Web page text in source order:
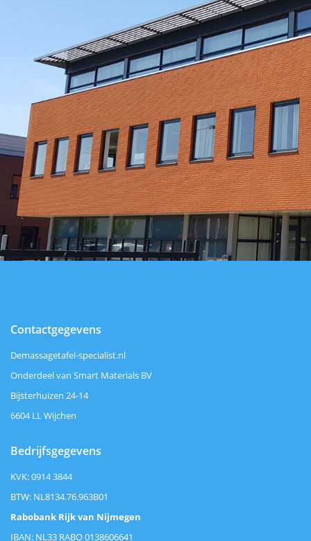
Contactgegevens
Demassagetafel-specialist.nl
Onderdeel van Smart Materials BV
Bijsterhuizen 24-14
6604 LL Wijchen
Bedrijfsgegevens
KVK: 0914 3844
BTW: NL8134.76.963B01
Rabobank Rijk van Nijmegen
IBAN: NL33 RABO 0138606641